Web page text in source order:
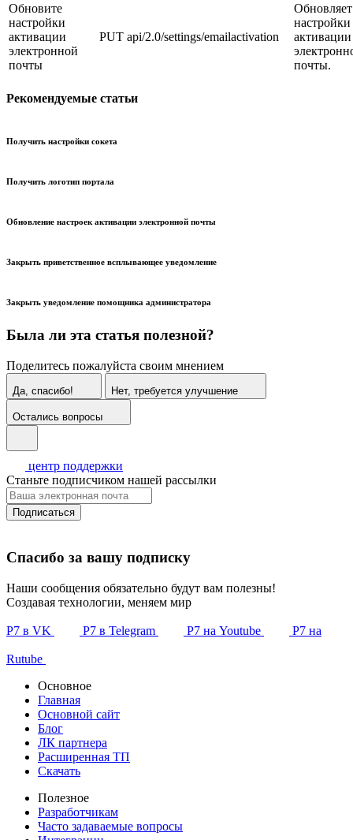
Обновите
настройки
активации
электронной
почты
PUT api/2.0/settings/emailactivation
Обновляет
настройки
активации
почты.
Рекомендуемые статьи
Получить настройки сокета
Получить логотип портала
Обновление настроек активации электронной почты
Закрыть приветственное всплывающее уведомление
Закрыть уведомление помощника администратора
Была ли эта статья полезной?
Поделитесь пожалуйста своим мнением
Да, спасибо! Нет, требуется улучшение
Остались вопросы
центр поддержки
Станьте подписчиком нашей рассылки
Подписаться
Спасибо за вашу подписку
Наши сообщения обязательно будут вам полезны!
Создавая технологии, меняем мир
Р7 в VK Р7 в Telegram Р7 на Youtube Р7 на
Rutube
Основное
Главная
Основной сайт
Блог
ЛК партнера
Расширенная ТП
Скачать
Полезное
Разработчикам
Часто задаваемые вопросы